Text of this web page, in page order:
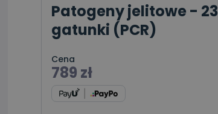
Patogeny jelitowe - 23
gatunki (PCR)
Cena
789 zł